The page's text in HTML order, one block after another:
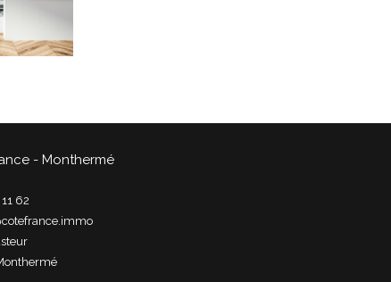
- Monthermé
62
monthermé